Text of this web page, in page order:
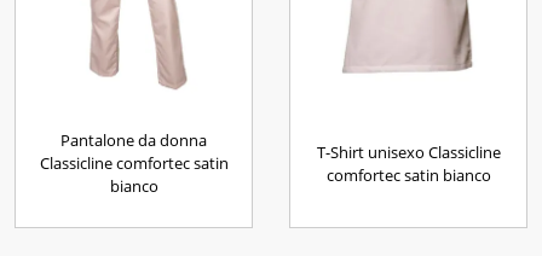
Pantalone da donna
Classicline comfortec satin
bianco
T-Shirt unisexo Classicline
comfortec satin bianco